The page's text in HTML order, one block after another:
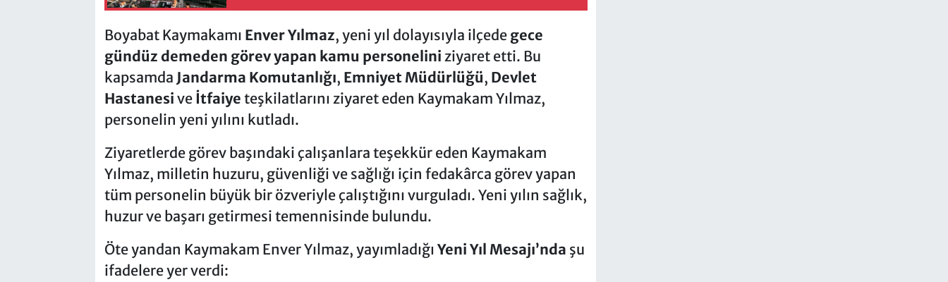
Boyabat Kaymakamı Enver Yılmaz, yeni yıl dolayısıyla ilçede gece
gündüz demeden görev yapan kamu personelini ziyaret etti. Bu
kapsamda Jandarma Komutanlığı, Emniyet Müdürlüğü, Devlet
Hastanesi ve İtfaiye teşkilatlarını ziyaret eden Kaymakam Yılmaz,
personelin yeni yılını kutladı.
Ziyaretlerde görev başındaki çalışanlara teşekkür eden Kaymakam
Yılmaz, milletin huzuru, güvenliği ve sağlığı için fedakârca görev yapan
tüm personelin büyük bir özveriyle çalıştığını vurguladı. Yeni yılın sağlık,
huzur ve başarı getirmesi temennisinde bulundu.
Öte yandan Kaymakam Enver Yılmaz, yayımladığı Yeni Yıl Mesajı’nda şu
ifadelere yer verdi: